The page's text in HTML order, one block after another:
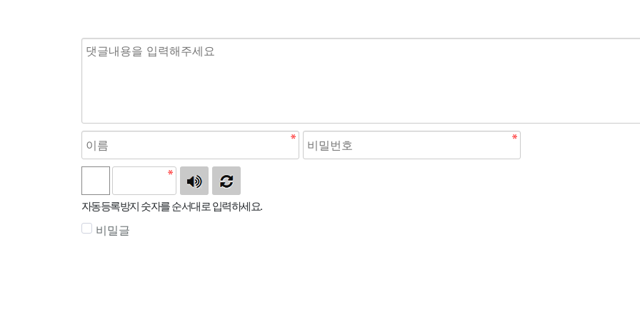
자동등록방지 숫자를 순서대로 입력하세요.
비밀글